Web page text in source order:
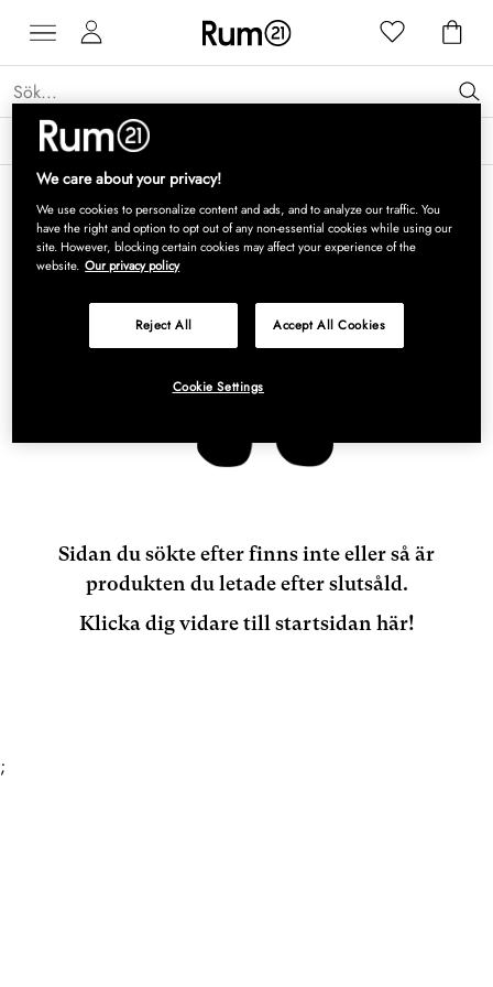
Få 15 % rabatt på Grythyttan Stålmöbler* →
Sidan du sökte efter finns inte eller så är
produkten du letade efter slutsåld.
Klicka dig vidare till startsidan här!
;
We care about your privacy!
We use cookies to personalize content and ads, and to analyze our traffic. You
have the right and option to opt out of any non-essential cookies while using our
site. However, blocking certain cookies may affect your experience of the
website. Our privacy policy
Reject All Accept All Cookies
Cookie Settings